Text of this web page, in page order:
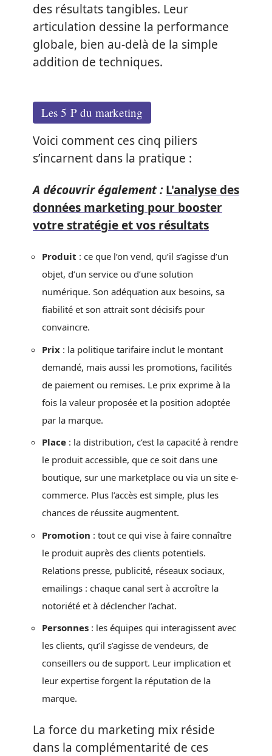
des résultats tangibles. Leur
articulation dessine la performance
globale, bien au-delà de la simple
addition de techniques.
Les 5 P du marketing
Voici comment ces cinq piliers
s’incarnent dans la pratique :
A découvrir également : L'analyse des
données marketing pour booster
votre stratégie et vos résultats
Produit : ce que l’on vend, qu’il s’agisse d’un
objet, d’un service ou d’une solution
numérique. Son adéquation aux besoins, sa
fiabilité et son attrait sont décisifs pour
convaincre.
Prix : la politique tarifaire inclut le montant
demandé, mais aussi les promotions, facilités
de paiement ou remises. Le prix exprime à la
fois la valeur proposée et la position adoptée
par la marque.
Place : la distribution, c’est la capacité à rendre
le produit accessible, que ce soit dans une
boutique, sur une marketplace ou via un site e-
commerce. Plus l’accès est simple, plus les
chances de réussite augmentent.
Promotion : tout ce qui vise à faire connaître
le produit auprès des clients potentiels.
Relations presse, publicité, réseaux sociaux,
emailings : chaque canal sert à accroître la
notoriété et à déclencher l’achat.
Personnes : les équipes qui interagissent avec
les clients, qu’il s’agisse de vendeurs, de
conseillers ou de support. Leur implication et
leur expertise forgent la réputation de la
marque.
La force du marketing mix réside
dans la complémentarité de ces